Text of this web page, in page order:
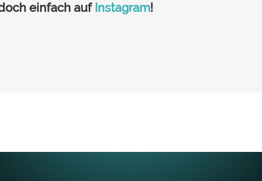
einfach auf Instagram!